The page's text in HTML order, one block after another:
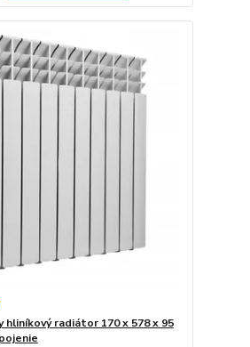
hliníkový radiátor 170 x 578 x 95